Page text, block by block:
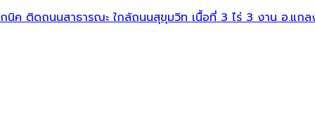
ค ติดถนนสาธารณะ ใกล้ถนนสุขุมวิท เนื้อที่ 3 ไร่ 3 งาน อ.แกล